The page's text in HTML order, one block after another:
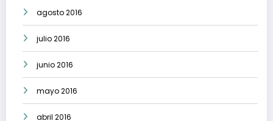
agosto 2016
julio 2016
junio 2016
mayo 2016
abril 2016